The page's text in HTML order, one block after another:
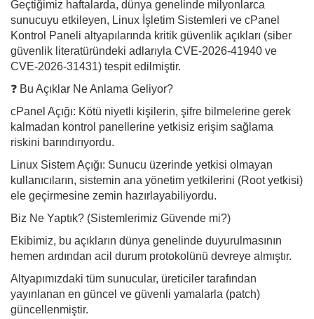
Geçtiğimiz haftalarda, dünya genelinde milyonlarca
sunucuyu etkileyen, Linux İşletim Sistemleri ve cPanel
Kontrol Paneli altyapılarında kritik güvenlik açıkları (siber
güvenlik literatüründeki adlarıyla CVE-2026-41940 ve
CVE-2026-31431) tespit edilmiştir.
❓ Bu Açıklar Ne Anlama Geliyor?
cPanel Açığı: Kötü niyetli kişilerin, şifre bilmelerine gerek
kalmadan kontrol panellerine yetkisiz erişim sağlama
riskini barındırıyordu.
Linux Sistem Açığı: Sunucu üzerinde yetkisi olmayan
kullanıcıların, sistemin ana yönetim yetkilerini (Root yetkisi)
ele geçirmesine zemin hazırlayabiliyordu.
Biz Ne Yaptık? (Sistemlerimiz Güvende mi?)
Ekibimiz, bu açıkların dünya genelinde duyurulmasının
hemen ardından acil durum protokolünü devreye almıştır.
Altyapımızdaki tüm sunucular, üreticiler tarafından
yayınlanan en güncel ve güvenli yamalarla (patch)
güncellenmiştir.